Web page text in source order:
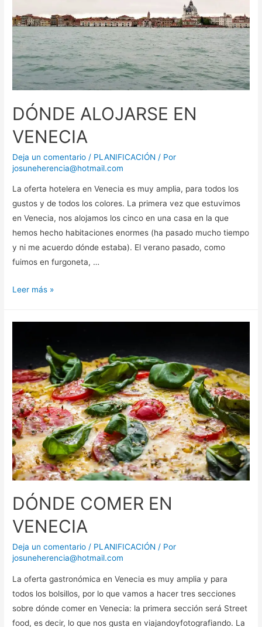
DÓNDE ALOJARSE EN
VENECIA
Deja un comentario / PLANIFICACIÓN / Por
josuneherencia@hotmail.com
La oferta hotelera en Venecia es muy amplia, para todos los
gustos y de todos los colores. La primera vez que estuvimos
en Venecia, nos alojamos los cinco en una casa en la que
hemos hecho habitaciones enormes (ha pasado mucho tiempo
y ni me acuerdo dónde estaba). El verano pasado, como
fuimos en furgoneta, …
DÓNDE
Leer más »
DÓNDE COMER EN
VENECIA
Deja un comentario / PLANIFICACIÓN / Por
josuneherencia@hotmail.com
La oferta gastronómica en Venecia es muy amplia y para
todos los bolsillos, por lo que vamos a hacer tres secciones
sobre dónde comer en Venecia: la primera sección será Street
food, es decir, lo que nos gusta en viajandoyfotografiando. La